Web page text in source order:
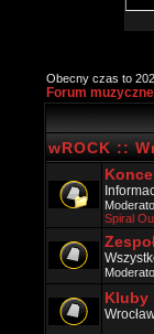
Obecny czas to
Forum
wROCK ::
Spiral
Kluby